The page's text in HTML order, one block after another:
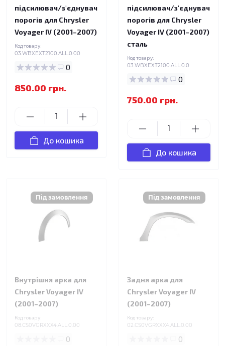
підсилювач/з'єднувач
порогів для Chrysler
Voyager IV (2001–2007)
Код товару:
03.WBXEXT2100.ALL.0.00
0
850.00 грн.
До кошика
підсилювач/з'єднувач
порогів для Chrysler
Voyager IV (2001–2007)
сталь
Код товару:
03.WBXEXT2100.ALL.0.0
0
750.00 грн.
До кошика
Внутрішня арка для
Chrysler Voyager IV
(2001–2007)
Код товару:
08.CS0VGRXXX4.ALL.0.00
0
Задня арка для
Chrysler Voyager IV
(2001–2007)
Код товару:
02.CS0VGRXXX4.ALL.0.00
0